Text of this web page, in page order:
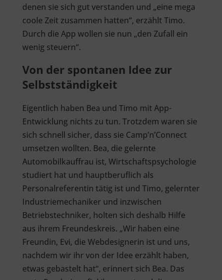
denen sie sich gut verstanden und „eine mega
coole Zeit zusammen hatten“, erzählt Timo.
Durch die App wollen sie nun „den Zufall ein
wenig steuern“.
Von der spontanen Idee zur
Selbstständigkeit
Eigentlich haben Bea und Timo mit App-
Entwicklung nichts zu tun. Trotzdem waren sie
sich schnell sicher, dass sie Camp’n’Connect
umsetzen wollten. Bea, die gelernte
Automobilkauffrau ist, Wirtschaftspsychologie
studiert hat und hauptberuflich als
Personalreferentin tätig ist und Timo, gelernter
Industriemechaniker und inzwischen
Betriebstechniker, holten sich deshalb Hilfe
aus ihrem Freundeskreis. „Wir haben eine
Freundin, Evi, die Webdesignerin ist und uns,
nachdem wir ihr von der Idee erzählt haben,
etwas gebastelt hat“, erinnert sich Bea. Das